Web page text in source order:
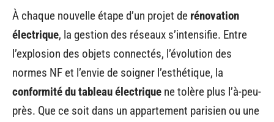
À chaque nouvelle étape d’un projet de rénovation
électrique, la gestion des réseaux s’intensifie. Entre
l’explosion des objets connectés, l’évolution des
normes NF et l’envie de soigner l’esthétique, la
conformité du tableau électrique ne tolère plus l’à-peu-
près. Que ce soit dans un appartement parisien ou une